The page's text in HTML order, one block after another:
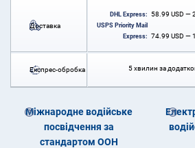
Доставка
DHL Express: 58.99 USD —
USPS Priority Mail
Express: 74.99 USD —
Експрес-обробка 5 хвилин за
Міжнародне водійське
посвідчення за
стандартом ООН